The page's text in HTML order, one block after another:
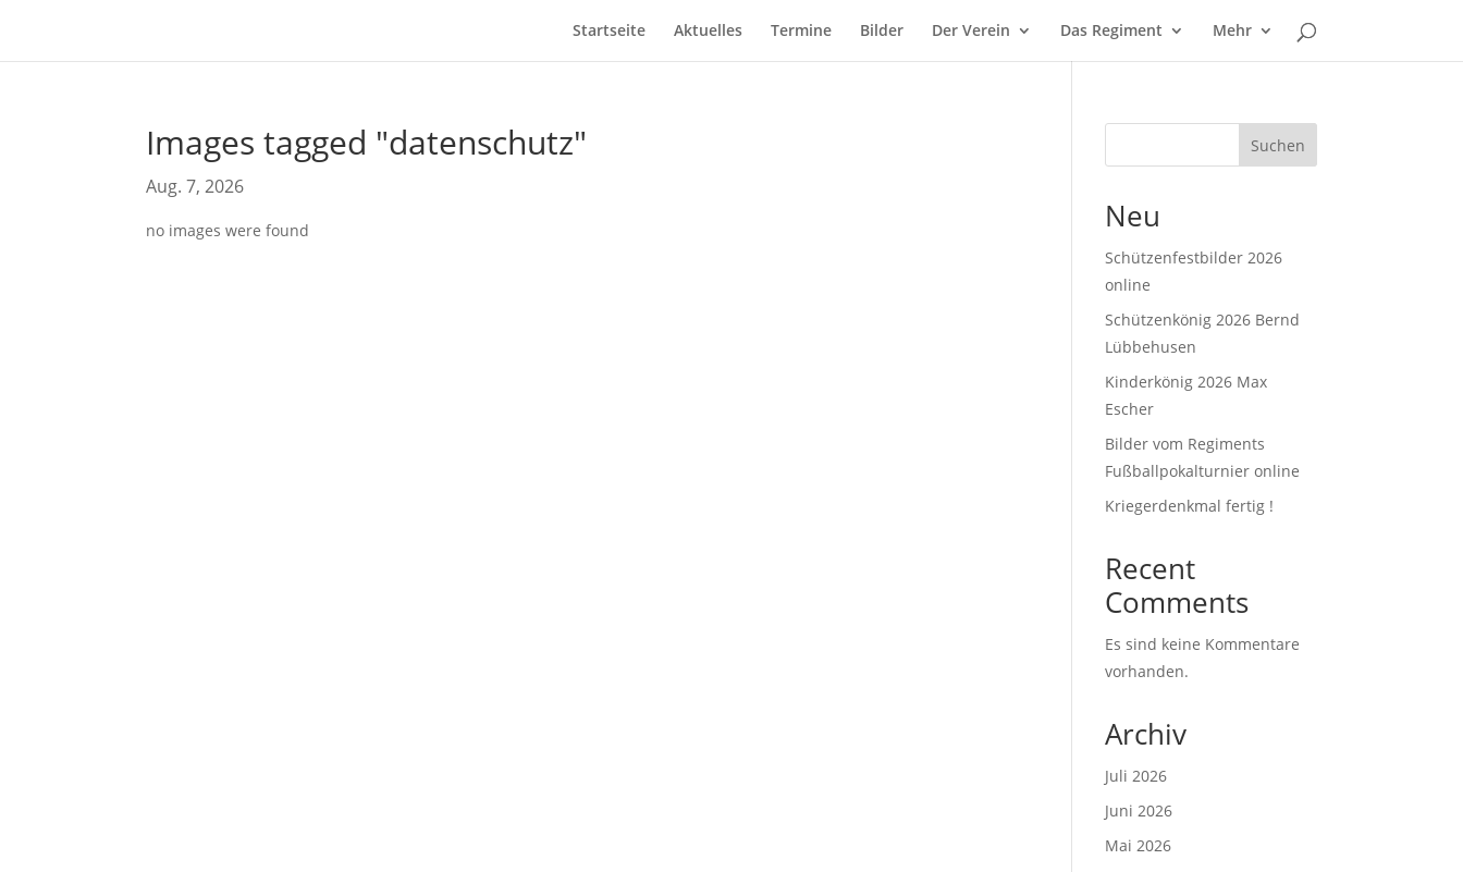
Startseite Aktuelles Termine Bilder Der Verein Das Regiment Mehr
Images tagged "datenschutz"
Aug. 7, 2026
no images were found
Suchen
Neu
Schützenfestbilder 2026
online
Schützenkönig 2026 Bernd
Lübbehusen
Kinderkönig 2026 Max
Escher
Bilder vom Regiments
Fußballpokalturnier online
Kriegerdenkmal fertig !
Recent
Comments
Es sind keine Kommentare
vorhanden.
Archiv
Juli 2026
Juni 2026
Mai 2026